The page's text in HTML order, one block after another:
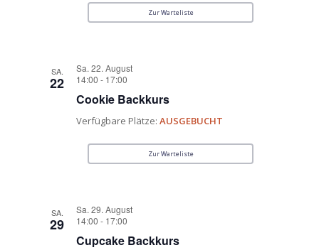
Zur Warteliste
SA.
22
Sa. 22. August
14:00 - 17:00
Cookie Backkurs
Verfügbare Plätze:AUSGEBUCHT
Zur Warteliste
SA.
29
Sa. 29. August
14:00 - 17:00
Cupcake Backkurs